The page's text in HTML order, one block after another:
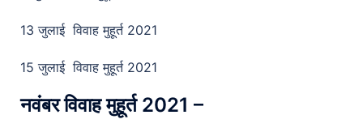
13 जुलाई विवाह मुहूर्त 2021
15 जुलाई विवाह मुहूर्त 2021
नवंबर विवाह मुहूर्त 2021 –